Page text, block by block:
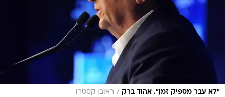
"לא עבר מספיק זמן". אהוד ברק / ראובן קסטרו